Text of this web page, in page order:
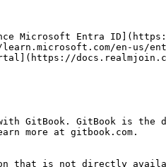
Microsoft Entra
en-us/
GitBook. GitBook is the
more at gitbook.com.
that is not directly